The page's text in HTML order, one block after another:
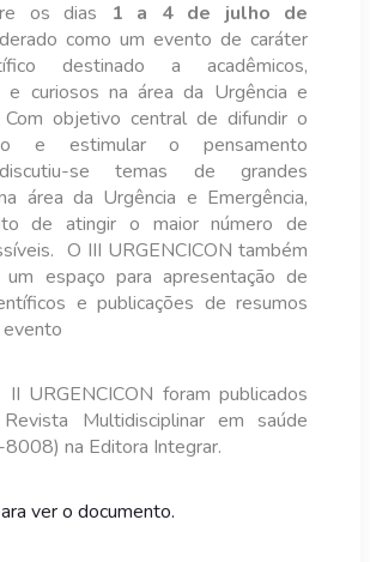
os dias
1 a 4 de julho de
como um evento de caráter
destinado a acadêmicos,
e curiosos na área da Urgência e
Com objetivo central de difundir o
e estimular o pensamento
se temas de grandes
área da Urgência e Emergência,
de atingir o maior número de
O III URGENCICON também
espaço para apresentação de
e publicações de resumos
evento
URGENCICON foram publicados
Multidisciplinar em saúde
na Editora Integrar.
ver o documento.